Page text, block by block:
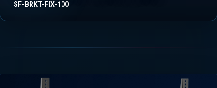
SF-BRKT-FIX-100